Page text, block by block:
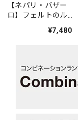
【ネパリ・バザー
ロ】フェルトのル
¥7,480